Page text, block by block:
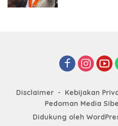
Disclaimer Kebijakan
Pedoman Media
Didukung oleh